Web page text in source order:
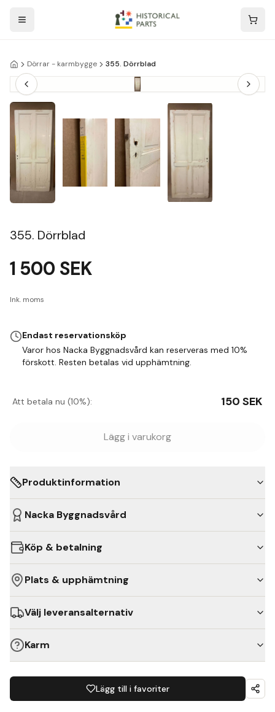
Dörrar - karmbygge 355. Dörrblad
355. Dörrblad
1 500 SEK
Ink. moms
Endast reservationsköp
Varor hos Nacka Byggnadsvård kan reserveras med 10%
förskott. Resten betalas vid upphämtning.
Att betala nu (10%): 150 SEK
Lägg i varukorg
Produktinformation
Nacka Byggnadsvård
Köp & betalning
Plats & upphämtning
Välj leveransalternativ
Karm
Lägg till i favoriter